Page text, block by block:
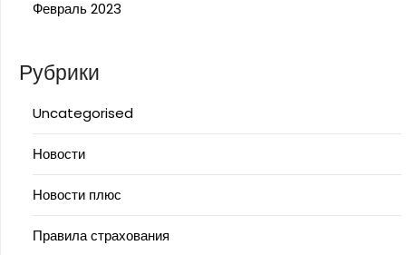
Февраль 2023
Рубрики
Uncategorised
Новости
Новости плюс
Правила страхования